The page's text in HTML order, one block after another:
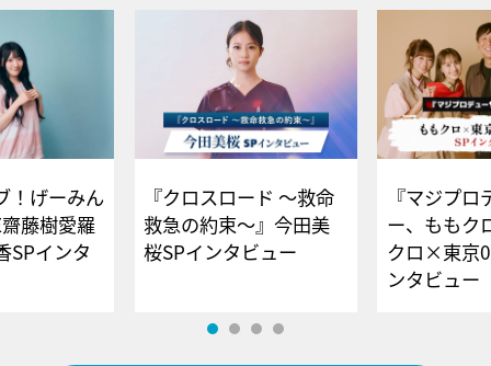
！げーみん
藤樹愛羅
SPインタ
『クロスロード ～救命
救急の約束～』今田美
桜SPインタビュー
『マジプロ
ー、ももク
クロ×東京
ンタビュー